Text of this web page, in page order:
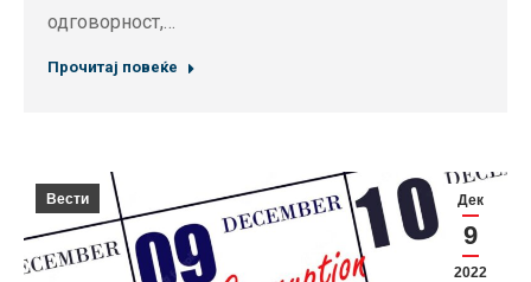
одговорност,…
Прочитај повеќе
Дек
9
2022
Вести